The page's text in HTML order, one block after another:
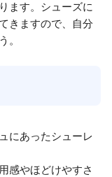
ます。シューズに
きますので、自分
。
にあったシューレ
感やほどけやすさ